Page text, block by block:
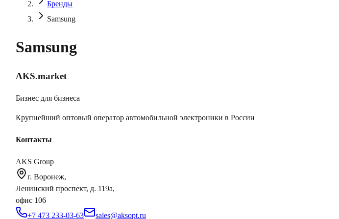
Бренды
Samsung
Samsung
AKS.market
Бизнес для бизнеса
Крупнейший оптовый оператор автомобильной электроники в России
Контакты
AKS Group
г. Воронеж,
Ленинский проспект, д. 119а,
офис 106
+7 473 233-03-63
sales@aksopt.ru